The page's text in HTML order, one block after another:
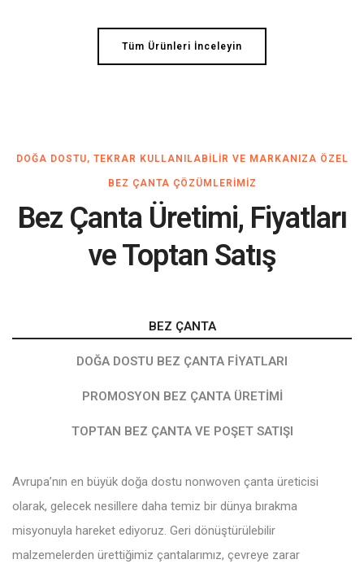
Tüm Ürünleri İnceleyin
DOĞA DOSTU, TEKRAR KULLANILABILIR VE MARKANIZA ÖZEL
BEZ ÇANTA ÇÖZÜMLERIMIZ
Bez Çanta Üretimi, Fiyatları
ve Toptan Satış
BEZ ÇANTA
DOĞA DOSTU BEZ ÇANTA FIYATLARI
PROMOSYON BEZ ÇANTA ÜRETIMI
TOPTAN BEZ ÇANTA VE POŞET SATIŞI
Avrupa’nın en büyük doğa dostu nonwoven çanta üreticisi
olarak, gelecek nesillere daha temiz bir dünya bırakma
misyonuyla hareket ediyoruz. Geri dönüştürülebilir
malzemelerden ürettiğimiz çantalarımız, çevreye zarar